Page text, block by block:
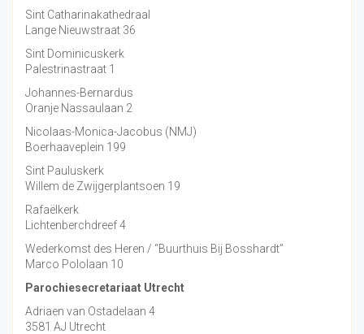
Sint Catharinakathedraal
Lange Nieuwstraat 36
Sint Dominicuskerk
Palestrinastraat 1
Johannes-Bernardus
Oranje Nassaulaan 2
Nicolaas-Monica-Jacobus (NMJ)
Boerhaaveplein 199
Sint Pauluskerk
Willem de Zwijgerplantsoen 19
Rafaëlkerk
Lichtenberchdreef 4
Wederkomst des Heren / “Buurthuis Bij Bosshardt”
Marco Pololaan 10
Parochiesecretariaat Utrecht
Adriaen van Ostadelaan 4
3581 AJ Utrecht